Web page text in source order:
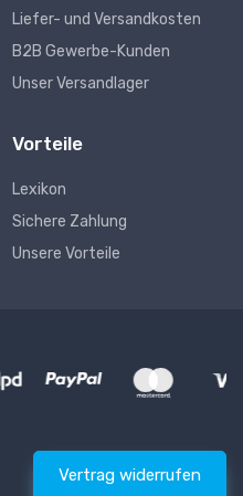
Liefer- und Versandkosten
B2B Gewerbe-Kunden
Unser Versandlager
Vorteile
Lexikon
Sichere Zahlung
Unsere Vorteile
Vertrag widerrufen